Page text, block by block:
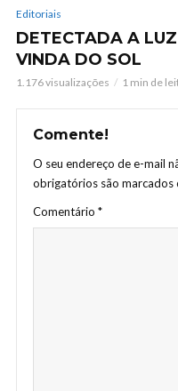
Editoriais
DETECTADA A
VINDA DO SOL
1.176 visualizações 1 min de
Comente!
O seu endereço de e-mail
obrigatórios são marcados
Comentário *